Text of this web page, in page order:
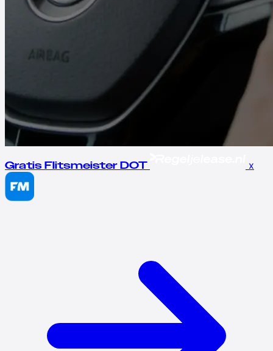
Gratis Flitsmeister DOT x